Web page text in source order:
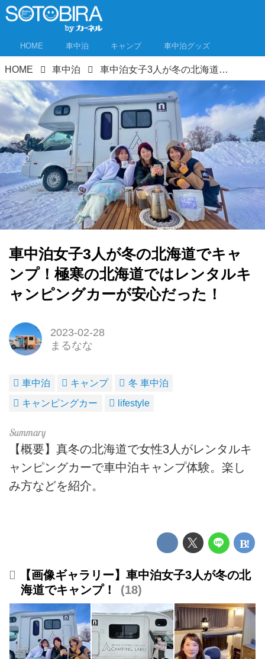
HOME 車中泊 キャンプ 車中泊グッズ
HOME 車中泊 車中泊女子3人が冬の北海道でキャンプ！極寒の北海道ではレンタルキャンピングカーが安心だった！
車中泊女子3人が冬の北海道でキャ
ンプ！極寒の北海道ではレンタルキ
ャンピングカーが安心だった！
2023-02-28
まるなな
車中泊 キャンプ
冬 車中泊
キャンピングカー
lifestyle
【概要】真冬の北海道で女性3人がレンタルキ
ャンピングカーで車中泊キャンプ体験。楽し
み方などを紹介。
【画像ギャラリー】車中泊女子3人が冬の北
海道でキャンプ！
18